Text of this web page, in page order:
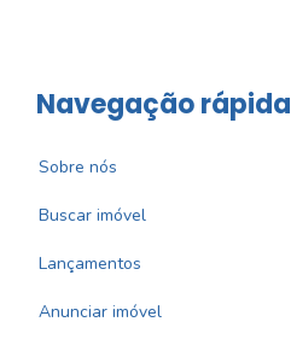
Navegação rápida
Sobre nós
Buscar imóvel
Lançamentos
Anunciar imóvel